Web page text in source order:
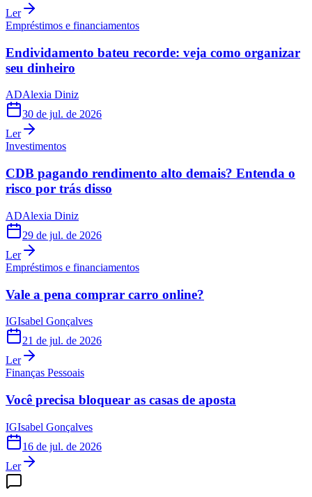
Ler
Empréstimos e financiamentos
Endividamento bateu recorde: veja como organizar
seu dinheiro
ADAlexia Diniz
30 de jul. de 2026
Ler
Investimentos
CDB pagando rendimento alto demais? Entenda o
risco por trás disso
ADAlexia Diniz
29 de jul. de 2026
Ler
Empréstimos e financiamentos
Vale a pena comprar carro online?
IGIsabel Gonçalves
21 de jul. de 2026
Ler
Finanças Pessoais
Você precisa bloquear as casas de aposta
IGIsabel Gonçalves
16 de jul. de 2026
Ler